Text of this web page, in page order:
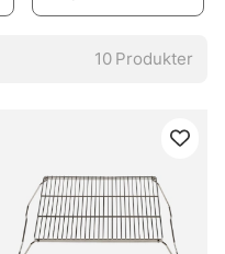
10 Produkter